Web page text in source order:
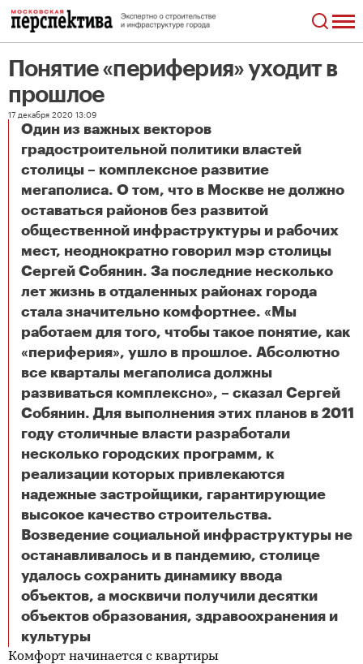
Понятие «периферия» уходит в
прошлое
17 декабря 2020 13:09
Один из важных векторов
градостроительной политики властей
столицы – комплексное развитие
мегаполиса. О том, что в Москве не должно
оставаться районов без развитой
общественной инфраструктуры и рабочих
мест, неоднократно говорил мэр столицы
Сергей Собянин. За последние несколько
лет жизнь в отдаленных районах города
стала значительно комфортнее. «Мы
работаем для того, чтобы такое понятие, как
«периферия», ушло в прошлое. Абсолютно
все кварталы мегаполиса должны
развиваться комплексно», – сказал Сергей
Собянин. Для выполнения этих планов в 2011
году столичные власти разработали
несколько городских программ, к
реализации которых привлекаются
надежные застройщики, гарантирующие
высокое качество строительства.
Возведение социальной инфраструктуры не
останавливалось и в пандемию, столице
удалось сохранить динамику ввода
объектов, а москвичи получили десятки
объектов образования, здравоохранения и
культуры
Понятие «периферия» уходит в прошлое
Комфорт начинается с квартиры